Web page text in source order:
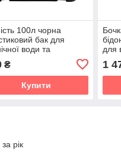
100л чорна
бак для
води та
₴
Купити
для
1
рік